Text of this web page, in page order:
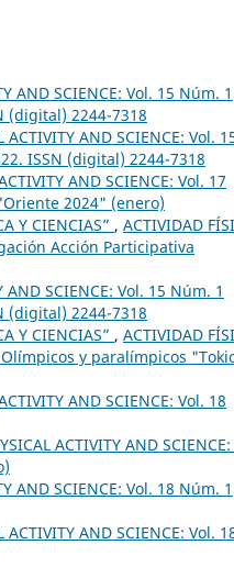
AND SCIENCE: Vol. 15 Núm. 1
(digital) 2244-7318
ACTIVITY AND SCIENCE: Vol.
ISSN (digital) 2244-7318
AND SCIENCE: Vol. 17
2024" (enero)
Y CIENCIAS” , ACTIVIDAD
Acción Participativa
AND SCIENCE: Vol. 15 Núm. 1
(digital) 2244-7318
Y CIENCIAS” , ACTIVIDAD
Olímpicos y paralímpicos
AND SCIENCE: Vol. 18
ACTIVITY AND
AND SCIENCE: Vol. 18 Núm. 1
ACTIVITY AND SCIENCE: Vol.